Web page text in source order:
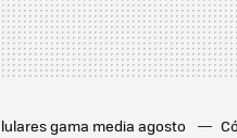
gama media agosto